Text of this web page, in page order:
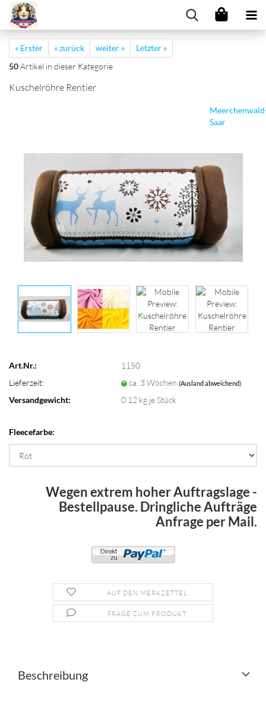
« Erster « zurück weiter »
Letzter »
50Artikel in dieser Kategorie
Kuschelröhre Rentier
Saar
Art.Nr.:
1150
Lieferzeit:
ca. 3 Wochen(Ausland abweichend)
Versandgewicht: 0.12 kg je Stück
Fleecefarbe:
Wegen extrem hoher Auftragslage -
Bestellpause. Dringliche Aufträge
Anfrage per Mail.
AUF DEN MERKZETTEL
FRAGE ZUM PRODUKT
Beschreibung